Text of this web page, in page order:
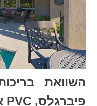
השוואת
פיברגלס, PVC או בטון?